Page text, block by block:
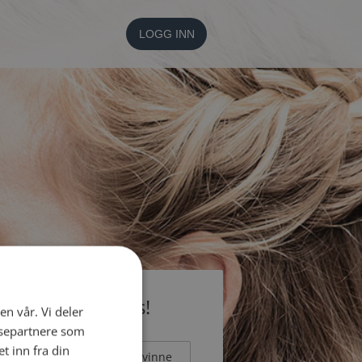
LOGG INN
medlem gratis!
Mann Kvinne
vår. Vi deler
som
inn fra din